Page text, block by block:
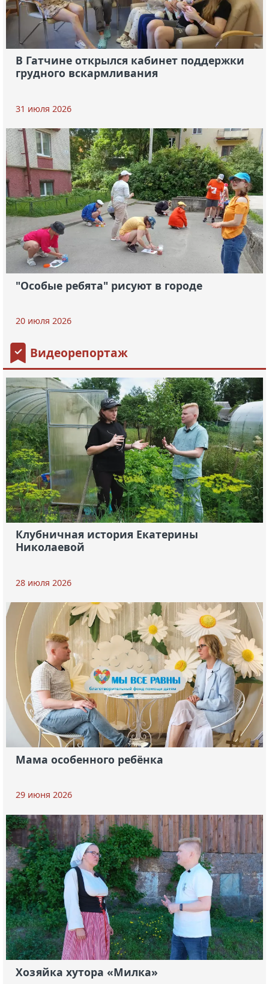
В Гатчине открылся кабинет поддержки
грудного вскармливания
31 июля 2026
"Особые ребята" рисуют в городе
20 июля 2026
Видеорепортаж
Клубничная история Екатерины
Николаевой
28 июля 2026
Мама особенного ребёнка
29 июня 2026
Хозяйка хутора «Милка»